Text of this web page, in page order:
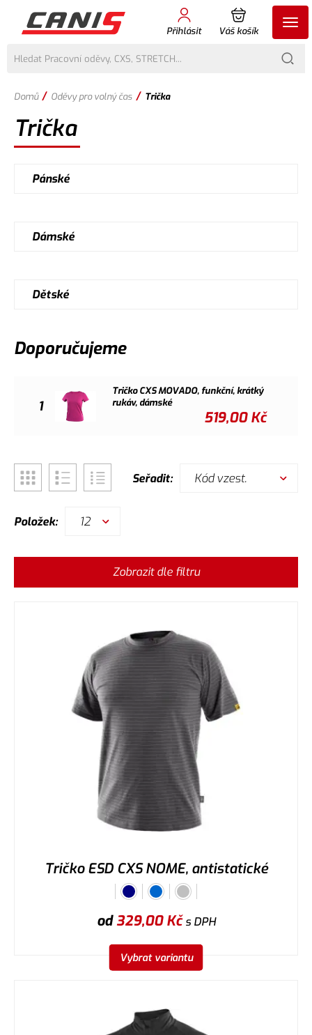
Přihlásit Váš košík
Domů / Oděvy pro volný čas / Trička
Trička
Pánské
Dámské
Dětské
Doporučujeme
1
Tričko CXS MOVADO, funkční, krátký
rukáv, dámské
519,00Kč
Seřadit: Kód vzest.
Položek: 12
Zobrazit dle filtru
Tričko ESD CXS NOME, antistatické
od329,00Kčs DPH
Vybrat variantu